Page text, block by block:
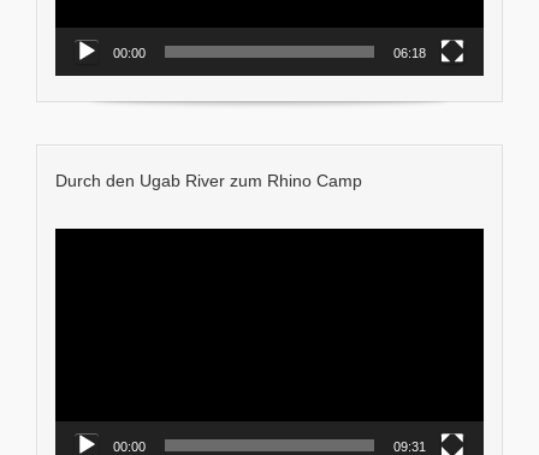
00:00 06:18
Durch den Ugab River zum Rhino Camp
00:00 09:31